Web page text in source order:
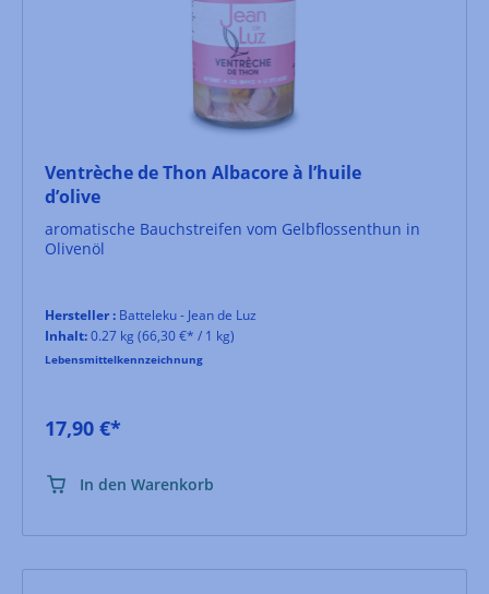
Ventrèche de Thon Albacore à l’huile
d’olive
aromatische Bauchstreifen vom Gelbflossenthun in
Olivenöl
Hersteller : Batteleku - Jean de Luz
Inhalt:0.27 kg (66,30 €* / 1 kg)
Lebensmittelkennzeichnung
17,90 €*
In den Warenkorb